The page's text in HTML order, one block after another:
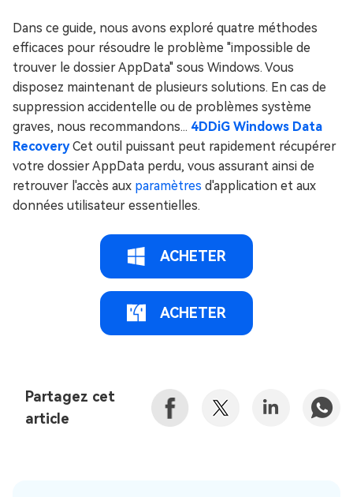
Dans ce guide, nous avons exploré quatre méthodes
efficaces pour résoudre le problème "impossible de
trouver le dossier AppData" sous Windows. Vous
disposez maintenant de plusieurs solutions. En cas de
suppression accidentelle ou de problèmes système
graves, nous recommandons... 4DDiG Windows Data
Recovery Cet outil puissant peut rapidement récupérer
votre dossier AppData perdu, vous assurant ainsi de
retrouver l'accès aux paramètres d'application et aux
données utilisateur essentielles.
ACHETER
ACHETER
Partagez cet
article